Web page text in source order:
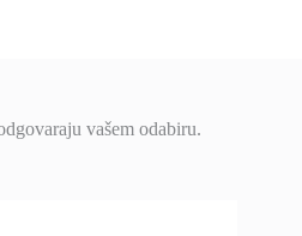
vašem odabiru.